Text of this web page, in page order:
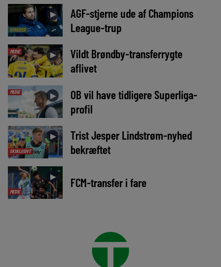
NYHEDER
►
AGF-stjerne ude af Champions
League-trup
MEDIE ►
Vildt Brøndby-transferrygte
aflivet
MEDIE ►
OB vil have tidligere Superliga-
profil
EKSKLUSIVT
►
Trist Jesper Lindstrøm-nyhed
bekræftet
MEDIE
► FCM-transfer i fare